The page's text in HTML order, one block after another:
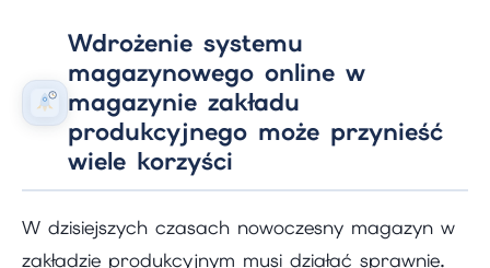
Wdrożenie systemu
magazynowego online w
magazynie zakładu
produkcyjnego może przynieść
wiele korzyści
W dzisiejszych czasach nowoczesny magazyn w
zakładzie produkcyjnym musi działać sprawnie.